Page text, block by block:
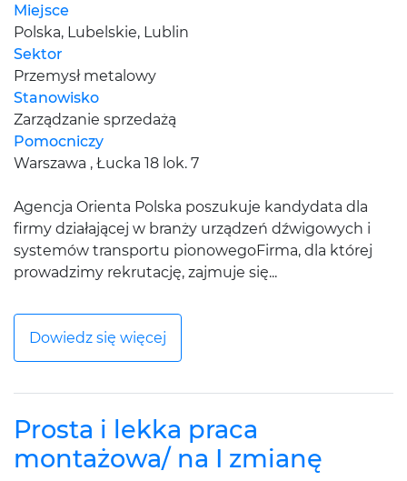
Miejsce
Polska, Lubelskie, Lublin
Sektor
Przemysł metalowy
Stanowisko
Zarządzanie sprzedażą
Pomocniczy
Warszawa , Łucka 18 lok. 7
Agencja Orienta Polska poszukuje kandydata dla
firmy działającej w branży urządzeń dźwigowych i
systemów transportu pionowegoFirma, dla której
prowadzimy rekrutację, zajmuje się...
Dowiedz się więcej
Prosta i lekka praca
montażowa/ na I zmianę